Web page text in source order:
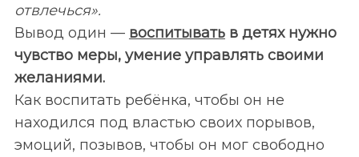
отвлечься».
Вывод один — воспитыватьв детях нужно
чувство меры, умение управлять своими
желаниями.
Как воспитать ребёнка, чтобы он не
находился под властью своих порывов,
эмоций, позывов, чтобы он мог свободно